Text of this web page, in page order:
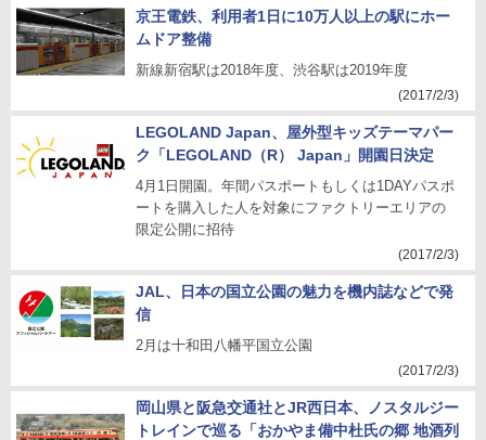
京王電鉄、利用者1日に10万人以上の駅にホー
ムドア整備
新線新宿駅は2018年度、渋谷駅は2019年度
(2017/2/3)
LEGOLAND Japan、屋外型キッズテーマパー
ク「LEGOLAND（R） Japan」開園日決定
4月1日開園。年間パスポートもしくは1DAYパスポ
ートを購入した人を対象にファクトリーエリアの
限定公開に招待
(2017/2/3)
JAL、日本の国立公園の魅力を機内誌などで発
信
2月は十和田八幡平国立公園
(2017/2/3)
岡山県と阪急交通社とJR西日本、ノスタルジー
トレインで巡る「おかやま備中杜氏の郷 地酒列